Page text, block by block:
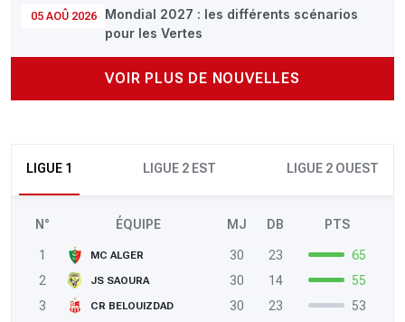
05 AOÛ 2026
Mondial 2027 : les différents scénarios
pour les Vertes
VOIR PLUS DE NOUVELLES
LIGUE 1 LIGUE 2 EST LIGUE 2 OUEST
N° ÉQUIPE MJ DB PTS
1 MC ALGER 30 23
65
2
JS SAOURA 30 14
55
3
CR BELOUIZDAD 30 23
53